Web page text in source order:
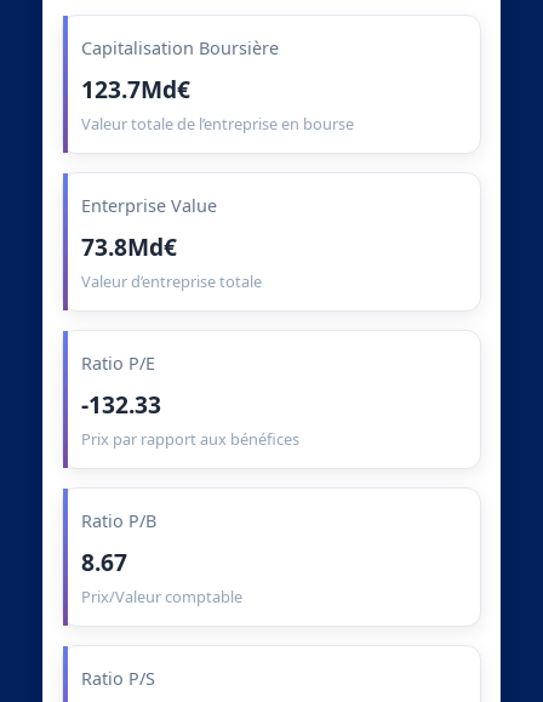
Capitalisation Boursière
123.7Md€
Valeur totale de l’entreprise en bourse
Enterprise Value
73.8Md€
Valeur d’entreprise totale
Ratio P/E
-132.33
Prix par rapport aux bénéfices
Ratio P/B
8.67
Prix/Valeur comptable
Ratio P/S